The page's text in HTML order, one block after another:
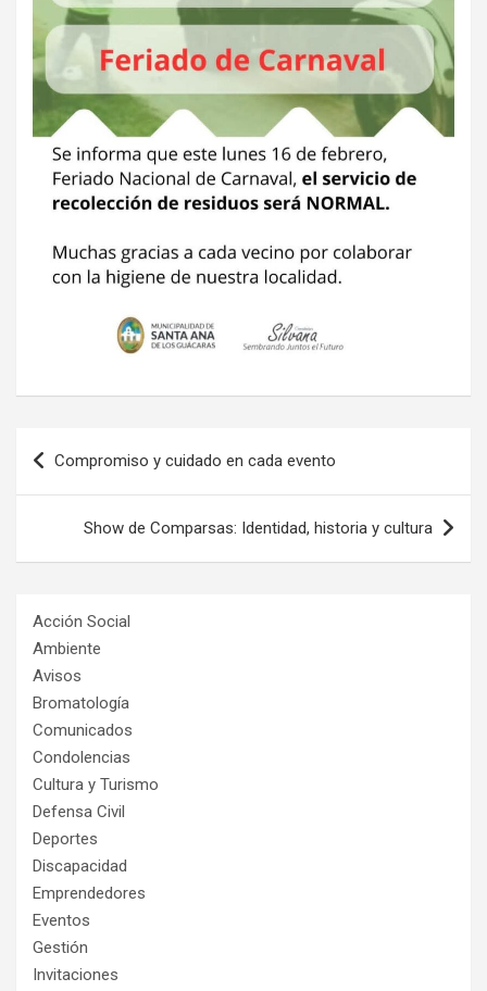
Navegación
de
entradas
Compromiso y cuidado en cada evento
Show de Comparsas: Identidad, historia y cultura
Acción Social
Ambiente
Avisos
Bromatología
Comunicados
Condolencias
Cultura y Turismo
Defensa Civil
Deportes
Discapacidad
Emprendedores
Eventos
Gestión
Invitaciones